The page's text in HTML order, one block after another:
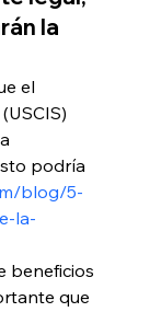
la
el
podría
blog/5-
la-
beneficios
que